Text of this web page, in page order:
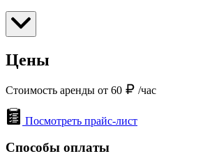
Цены
Стоимость аренды от 60 /час
Посмотреть прайс-лист
Способы оплаты